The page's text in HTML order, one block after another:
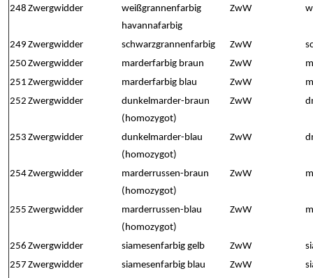
248 Zwergwidder
weißgrannenfarbig
havannafarbig
ZwW
249 Zwergwidder schwarzgrannenfarbig ZwW
250Zwergwidder marderfarbig braun ZwW
251 Zwergwidder marderfarbig blau ZwW
252 Zwergwidder
dunkelmarder-braun
(homozygot)
ZwW
253 Zwergwidder
dunkelmarder-blau
(homozygot)
ZwW
254Zwergwidder
marderrussen-braun
(homozygot)
ZwW
255 Zwergwidder
marderrussen-blau
(homozygot)
ZwW
256 Zwergwidder siamesenfarbig gelb ZwW
257 Zwergwidder siamesenfarbig blau ZwW